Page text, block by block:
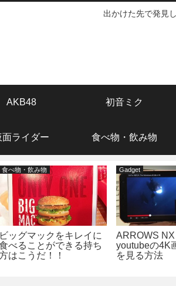
出かけた先で発見
AKB48 初音ミク
面ライダー 食べ物・飲み物
食べ物・飲み物
ビッグマックをキレイに
べることができる持ち
はこうだ！！
Gadget
ARROWS
youtubeの4K
を見る方法